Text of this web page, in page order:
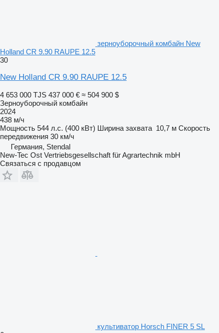
зерноуборочный комбайн New
Holland CR 9.90 RAUPE 12.5
30
New Holland CR 9.90 RAUPE 12.5
4 653 000 TJS 437 000 € ≈ 504 900 $
Зерноуборочный комбайн
2024
438 м/ч
Мощность 544 л.с. (400 кВт) Ширина захвата 10,7 м Скорость
передвижения 30 км/ч
Германия, Stendal
New-Tec Ost Vertriebsgesellschaft für Agrartechnik mbH
Связаться с продавцом
культиватор Horsch FINER 5 SL